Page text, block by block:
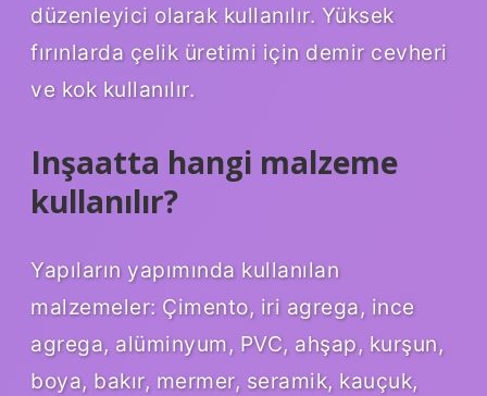
düzenleyici olarak kullanılır. Yüksek
fırınlarda çelik üretimi için demir cevheri
ve kok kullanılır.
Inşaatta hangi malzeme
kullanılır?
Yapıların yapımında kullanılan
malzemeler: Çimento, iri agrega, ince
agrega, alüminyum, PVC, ahşap, kurşun,
boya, bakır, mermer, seramik, kauçuk,